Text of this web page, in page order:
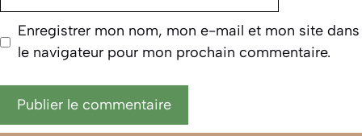
Enregistrer mon nom, mon e-mail et mon site dans
le navigateur pour mon prochain commentaire.